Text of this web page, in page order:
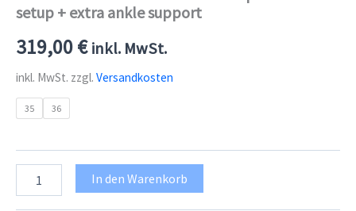
setup + extra ankle support
319,00€ inkl. MwSt.
inkl. MwSt. zzgl. Versandkosten
35 36
In den Warenkorb